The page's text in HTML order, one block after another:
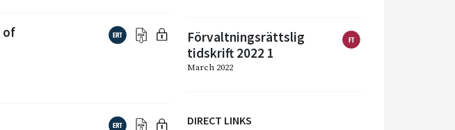
of
Förvaltningsrättslig
tidskrift 2022 1
March 2022
DIRECT LINKS